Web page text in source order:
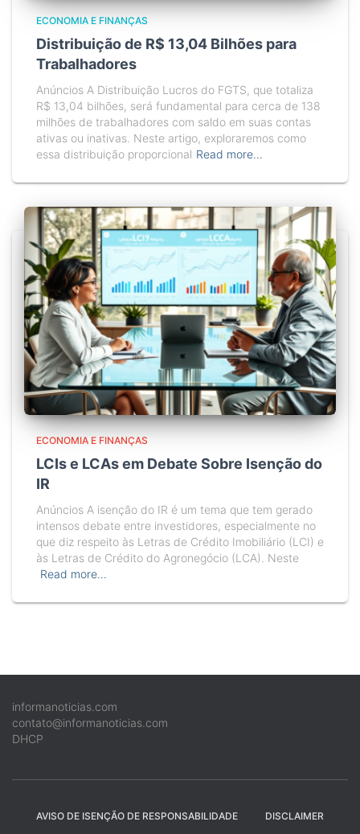
ECONOMIA E FINANÇAS
Distribuição de R$ 13,04 Bilhões para
Trabalhadores
Anúncios A Distribuição Lucros do FGTS, que totaliza
R$ 13,04 bilhões, será fundamental para cerca de 138
milhões de trabalhadores com saldo em suas contas
ativas ou inativas. Neste artigo, exploraremos como
essa distribuição proporcional Read more…
ECONOMIA E FINANÇAS
LCIs e LCAs em Debate Sobre Isenção do
IR
Anúncios A isenção do IR é um tema que tem gerado
intensos debate entre investidores, especialmente no
que diz respeito às Letras de Crédito Imobiliário (LCI) e
às Letras de Crédito do Agronegócio (LCA). Neste
Read more…
informanoticias.com
contato@informanoticias.com
DHCP
AVISO DE ISENÇÃO DE RESPONSABILIDADE DISCLAIMER